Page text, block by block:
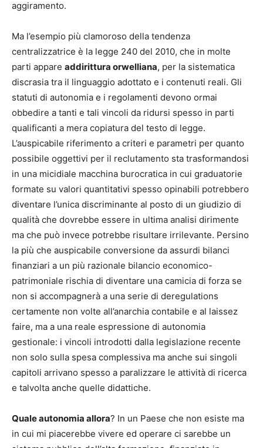
aggiramento.
Ma l’esempio più clamoroso della tendenza
centralizzatrice è la legge 240 del 2010, che in molte
parti appare addirittura orwelliana, per la sistematica
discrasia tra il linguaggio adottato e i contenuti reali. Gli
statuti di autonomia e i regolamenti devono ormai
obbedire a tanti e tali vincoli da ridursi spesso in parti
qualificanti a mera copiatura del testo di legge.
L’auspicabile riferimento a criteri e parametri per quanto
possibile oggettivi per il reclutamento sta trasformandosi
in una micidiale macchina burocratica in cui graduatorie
formate su valori quantitativi spesso opinabili potrebbero
diventare l’unica discriminante al posto di un giudizio di
qualità che dovrebbe essere in ultima analisi dirimente
ma che può invece potrebbe risultare irrilevante. Persino
la più che auspicabile conversione da assurdi bilanci
finanziari a un più razionale bilancio economico-
patrimoniale rischia di diventare una camicia di forza se
non si accompagnerà a una serie di deregulations
certamente non volte all’anarchia contabile e al laissez
faire, ma a una reale espressione di autonomia
gestionale: i vincoli introdotti dalla legislazione recente
non solo sulla spesa complessiva ma anche sui singoli
capitoli arrivano spesso a paralizzare le attività di ricerca
e talvolta anche quelle didattiche.
Quale autonomia allora? In un Paese che non esiste ma
in cui mi piacerebbe vivere ed operare ci sarebbe un